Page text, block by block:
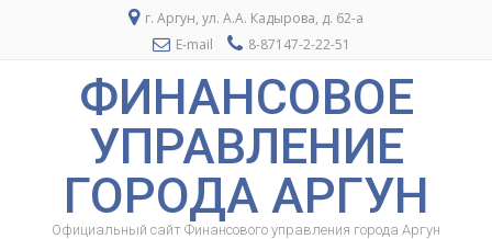
г. Аргун, ул. А.А. Кадырова, д. 62-а
E-mail
8-87147-2-22-51
ФИНАНСОВОЕ
УПРАВЛЕНИЕ
ГОРОДА АРГУН
Официальный сайт Финансового управления города Аргун